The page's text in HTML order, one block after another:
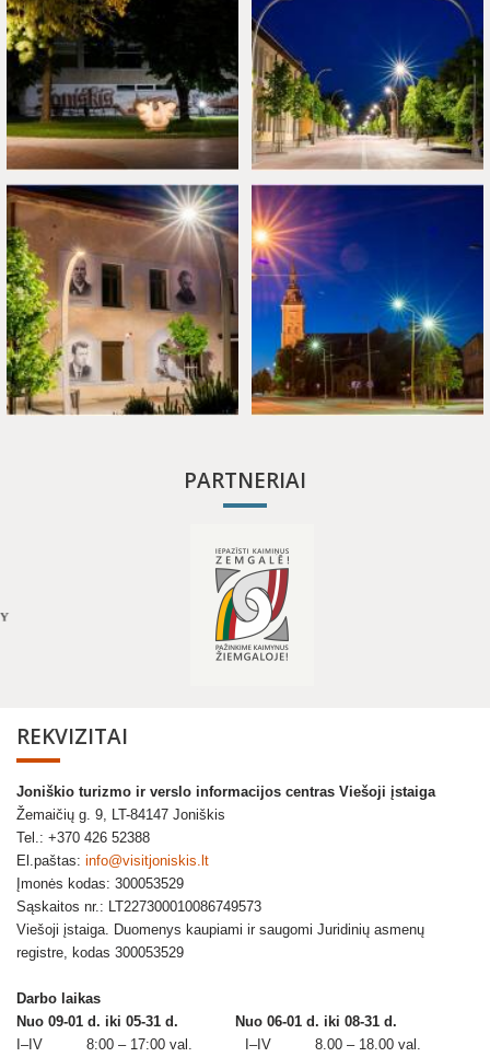
PARTNERIAI
REKVIZITAI
Joniškio turizmo ir verslo informacijos centras Viešoji įstaiga
Žemaičių g. 9, LT-84147 Joniškis
Tel.: +370 426 52388
El.paštas: info@visitjoniskis.lt
Įmonės kodas: 300053529
Sąskaitos nr.: LT227300010086749573
Viešoji įstaiga. Duomenys kaupiami ir saugomi Juridinių asmenų
registre, kodas 300053529
Darbo laikas
Nuo 09-01 d. iki 05-31 d.
Nuo 06-01 d. iki 08-31 d.
I–IV 8:00 – 17:00 val. I–IV 8.00 – 18.00 val.